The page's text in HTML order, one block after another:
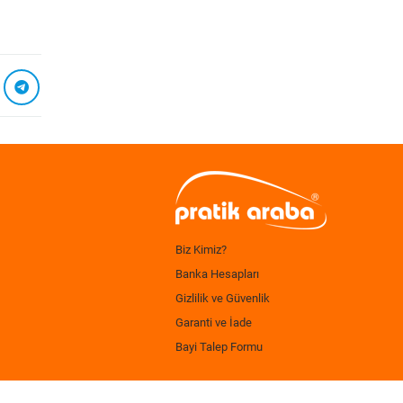
Biz Kimiz?
Banka Hesapları
Gizlilik ve Güvenlik
Garanti ve İade
Bayi Talep Formu